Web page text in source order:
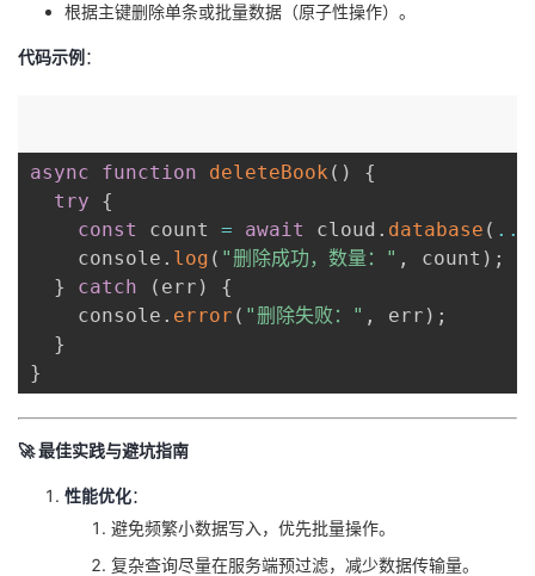
根据主键删除单条或批量数据（原子性操作）。
​代码示例​ ​：
async function deleteBook ( )
{
try
{
const
count = await cloud . database ( ...
    console
. log ( "删除成功，数量：" , count ) ;
}
catch ( err )
{
    console
. error ( "删除失败：" , err ) ;
}
}
🚀 ​​最佳实践与避坑指南​
​性能优化​​：
避免频繁小数据写入，优先批量操作。
复杂查询尽量在服务端预过滤，减少数据传输量。